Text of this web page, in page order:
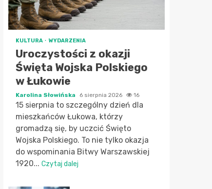
KULTURA WYDARZENIA
Uroczystości z okazji
Święta Wojska Polskiego
w Łukowie
Karolina Słowińska 6 sierpnia 2026 16
15 sierpnia to szczególny dzień dla
mieszkańców Łukowa, którzy
gromadzą się, by uczcić Święto
Wojska Polskiego. To nie tylko okazja
do wspominania Bitwy Warszawskiej
1920... Czytaj dalej